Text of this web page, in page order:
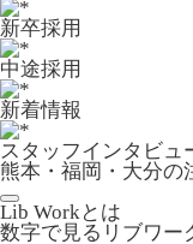
新卒採用
中途採用
新着情報
スタッフインタビュ
熊本・福岡・大分の
Lib Workとは
数字で見るリブワー